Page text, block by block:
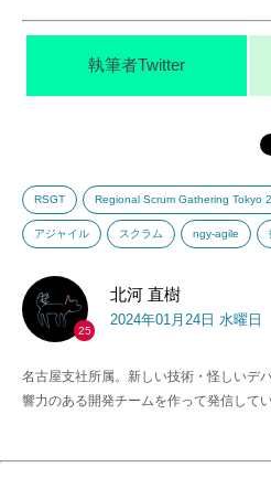
執筆者Twitter
RSGT Regional Scrum Gathering Tokyo
アジャイル スクラム ngy-agile
25
北河 直樹
2024年01月24日 水曜日
名古屋支社所属。新しい技術・怪しいデ
響力のある開発チームを作って発信して